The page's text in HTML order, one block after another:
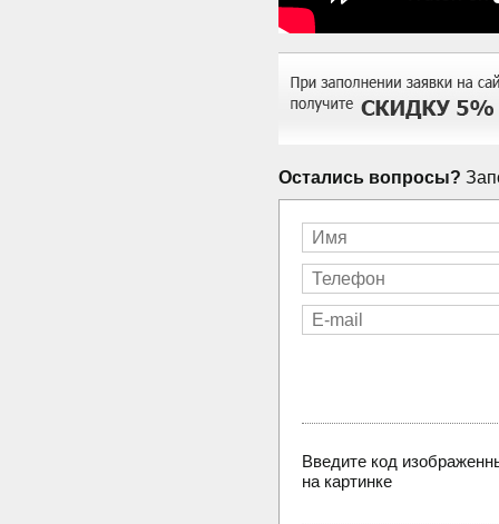
Остались вопросы?
Введите код
на картинке